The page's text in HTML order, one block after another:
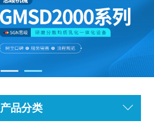
产品分类